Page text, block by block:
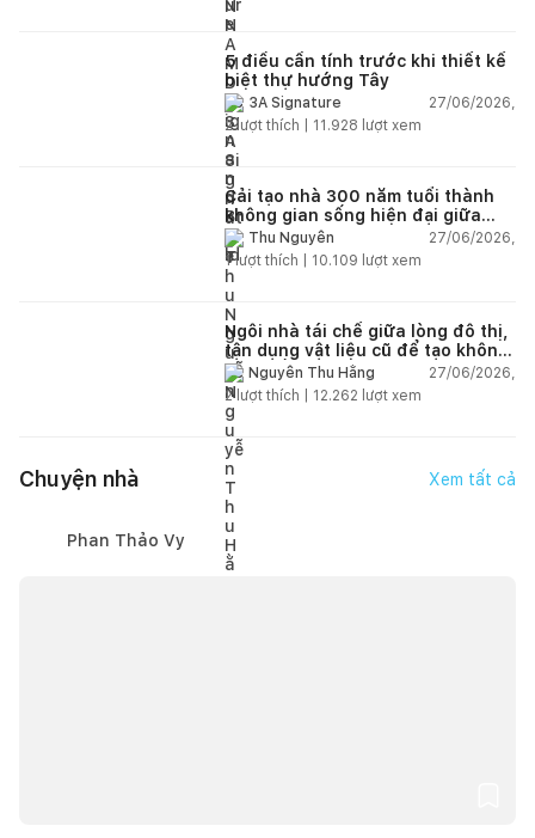
5 điều cần tính trước khi thiết kế
biệt thự hướng Tây
3A Signature
27/06/2026,
2lượt thích | 11.928 lượt xem
Cải tạo nhà 300 năm tuổi thành
không gian sống hiện đại giữa
thiên nhiên
Thu Nguyễn
27/06/2026,
1lượt thích | 10.109 lượt xem
Ngôi nhà tái chế giữa lòng đô thị,
tận dụng vật liệu cũ để tạo không
gian sống linh hoạt
Nguyễn Thu Hằng
27/06/2026,
2lượt thích | 12.262 lượt xem
Chuyện nhà Xem tất cả
Phan Thảo Vy